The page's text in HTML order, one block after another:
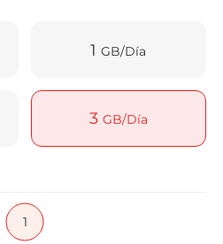
1GB/Día
3 GB/Día
1